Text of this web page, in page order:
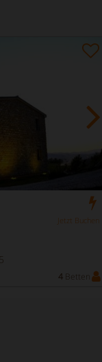
Jetzt Buchen
4 Betten